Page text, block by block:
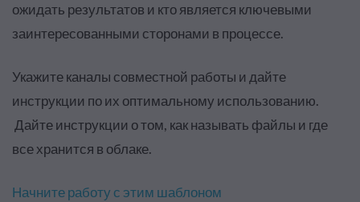
ожидать результатов и кто является ключевыми
заинтересованными сторонами в процессе.
Укажите каналы совместной работы и дайте
инструкции по их оптимальному использованию.
Дайте инструкции о том, как называть файлы и где
все хранится в облаке.
Начните работу с этим шаблоном